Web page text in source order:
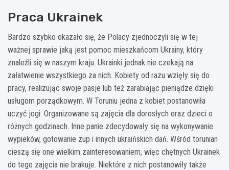
Praca Ukrainek
Bardzo szybko okazało się, że Polacy zjednoczyli się w tej
ważnej sprawie jaką jest pomoc mieszkańcom Ukrainy, który
znaleźli się w naszym kraju. Ukrainki jednak nie czekają na
załatwienie wszystkiego za nich. Kobiety od razu wzięły się do
pracy, realizując swoje pasje lub też zarabiając pieniądze dzięki
usługom porządkowym. W Toruniu jedna z kobiet postanowiła
uczyć jogi. Organizowane są zajęcia dla dorosłych oraz dzieci o
różnych godzinach. Inne panie zdecydowały się na wykonywanie
wypieków, gotowanie zup i innych ukraińskich dań. Wśród torunian
cieszą się one wielkim zainteresowaniem, więc chętnych Ukrainek
do tego zajęcia nie brakuje. Niektóre z nich postanowiły także